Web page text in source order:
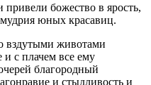
божество в ярость,
юных красавиц.
вздутыми животами
с плачем все ему
благородный
и стыдливость и